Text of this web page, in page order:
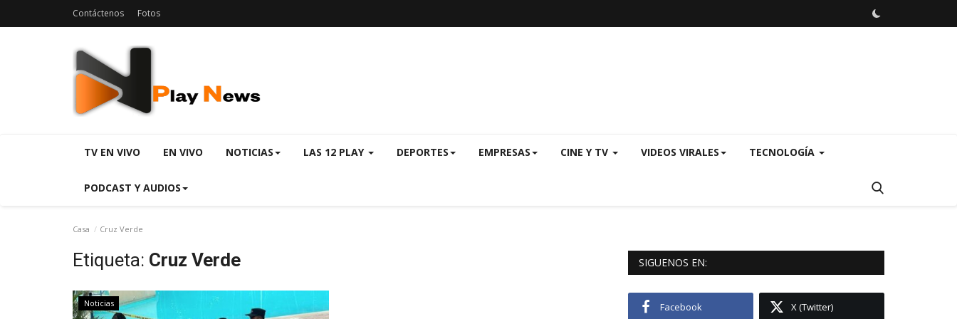
Contáctenos Fotos
TV EN VIVO EN VIVO NOTICIAS LAS 12 PLAY DEPORTES EMPRESAS CINE Y TV VIDEOS VIRALES TECNOLOGÍA
PODCAST Y AUDIOS
Casa Cruz Verde
Etiqueta: Cruz Verde
Noticias
SIGUENOS EN:
Facebook X (Twitter)